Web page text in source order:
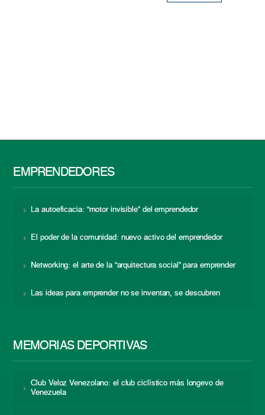
EMPRENDEDORES
La autoeficacia: “motor invisible” del emprendedor
El poder de la comunidad: nuevo activo del emprendedor
Networking: el arte de la “arquitectura social” para emprender
Las ideas para emprender no se inventan, se descubren
MEMORIAS DEPORTIVAS
Club Veloz Venezolano: el club ciclístico más longevo de
Venezuela